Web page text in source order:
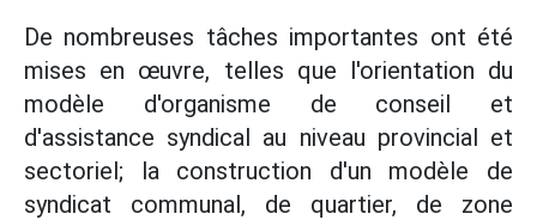
De nombreuses tâches importantes ont été
mises en œuvre, telles que l'orientation du
modèle d'organisme de conseil et
d'assistance syndical au niveau provincial et
sectoriel; la construction d'un modèle de
syndicat communal, de quartier, de zone